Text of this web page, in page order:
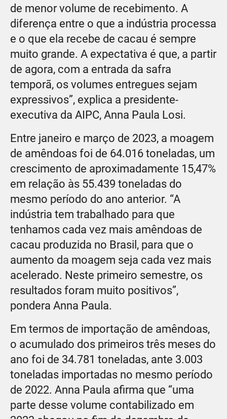
de menor volume de recebimento. A
diferença entre o que a indústria processa
e o que ela recebe de cacau é sempre
muito grande. A expectativa é que, a partir
de agora, com a entrada da safra
temporã, os volumes entregues sejam
expressivos”, explica a presidente-
executiva da AIPC, Anna Paula Losi.
Entre janeiro e março de 2023, a moagem
de amêndoas foi de 64.016 toneladas, um
crescimento de aproximadamente 15,47%
em relação às 55.439 toneladas do
mesmo período do ano anterior. “A
indústria tem trabalhado para que
tenhamos cada vez mais amêndoas de
cacau produzida no Brasil, para que o
aumento da moagem seja cada vez mais
acelerado. Neste primeiro semestre, os
resultados foram muito positivos”,
pondera Anna Paula.
Em termos de importação de amêndoas,
o acumulado dos primeiros três meses do
ano foi de 34.781 toneladas, ante 3.003
toneladas importadas no mesmo período
de 2022. Anna Paula afirma que “uma
parte desse volume contabilizado em